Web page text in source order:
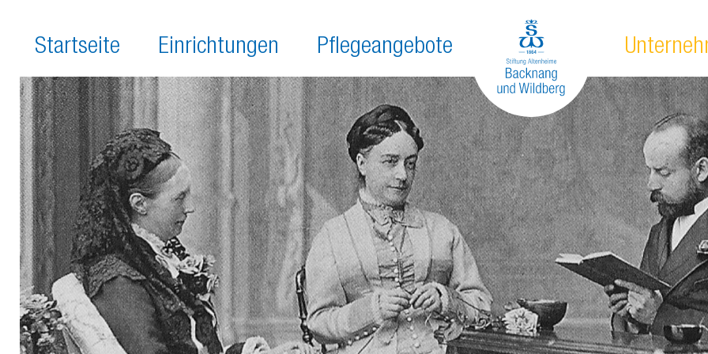
Startseite
Leitbild
Einrichtungen
Stellenanzeigen
Einrichtungen
Alten- und Pflegeheim Staigacker
Johannes-Brenz-Haus
Pflegestift Bürgerheim
Pflegestift Am Langenbach
Apartmenthaus D. Bonhoeffer
Alten- und Pflegeheim Wildberg
Diakoniestation Wildberg
Pflegeangebote
Pflegekonzept
Stationäre Pflege
Kurzzeitpflege
Tagespflege
Junge Pflege
MS-Pflege
Demenzbetreuung
Geschichte
Leitbild
News